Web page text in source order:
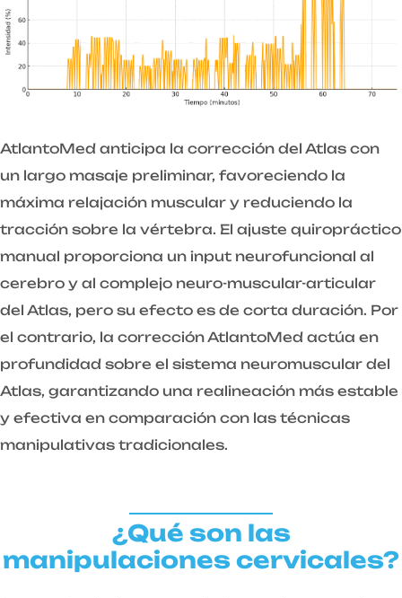
AtlantoMed anticipa la corrección del Atlas con
un largo masaje preliminar, favoreciendo la
máxima relajación muscular y reduciendo la
tracción sobre la vértebra. El ajuste quiropráctico
manual proporciona un input neurofuncional al
cerebro y al complejo neuro-muscular-articular
del Atlas, pero su efecto es de corta duración. Por
el contrario, la corrección AtlantoMed actúa en
profundidad sobre el sistema neuromuscular del
Atlas, garantizando una realineación más estable
y efectiva en comparación con las técnicas
manipulativas tradicionales.
¿Qué son las
manipulaciones cervicales?